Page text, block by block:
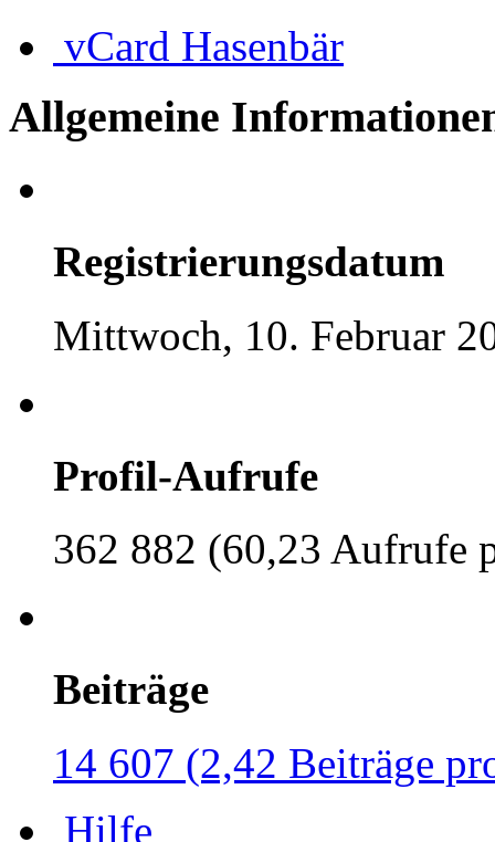
vCard Hasenbär
Allgemeine
Registrierungsdatum
Mittwoch, 10. Februar
Profil-Aufrufe
362 882 (60,23 Aufrufe
Beiträge
14 607 (2,42 Beiträge
Hilfe